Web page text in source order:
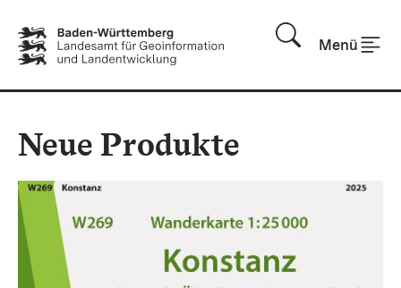
Menü
Neue Produkte